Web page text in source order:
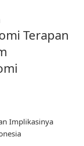
Terapan
Implikasinya